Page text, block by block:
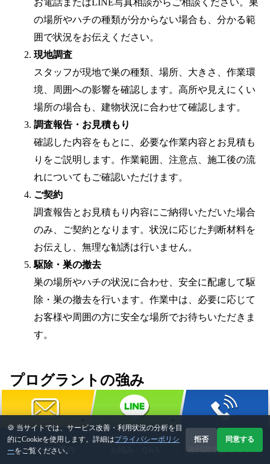
📞 0120-778-114 ✉️ メール相談
お電話またはLINE写真相談からご相談ください。巣
の場所やハチの種類が分からない場合も、分かる範
囲で状況をお伝えください。
現地調査
スタッフが現地で巣の種類、場所、大きさ、作業環
境、周囲への影響を確認します。高所や見えにくい
場所の場合も、建物状況に合わせて確認します。
調査報告・お見積もり
確認した内容をもとに、必要な作業内容とお見積も
りをご説明します。作業範囲、注意点、施工後の流
れについてもご確認いただけます。
ご契約
調査報告とお見積もり内容にご納得いただいた場合
のみ、ご契約となります。状況に応じた判断材料を
お伝えし、無理な勧誘は行いません。
駆除・巣の撤去
巣の場所やハチの状況に合わせ、安全に配慮して駆
除・巣の撤去を行います。作業中は、必要に応じて
お客様や周囲の方に安全な場所でお待ちいただきま
す。
プログラントの強み
熊本・佐賀・福岡対応
株式会社プログラントは、熊本・佐賀・福岡で害獣駆
除、害虫駆除、シロアリ防除、床下環境改善などに対応
害獣・害虫
サービス案内
よくある 相談・見積り
無料調査はこちら
メールで相談 LINEで相談 電話で相談
害獣・害虫
サービス案内
よくある 相談・見積り
無料調査はこちら
🍪 当サイトでは、サービス改善・利用状況の分析を目
的にCookieを使用します。詳細はプライバシーポリシ
ーをご覧ください。
拒否 同意する